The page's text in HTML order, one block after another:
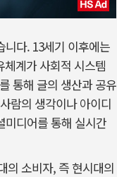
다. 13세기 이후에는
계가 사회적 시스템
통해 글의 생산과 공유
람의 생각이나 아이디
미디어를 통해 실시간
의 소비자, 즉 현시대의